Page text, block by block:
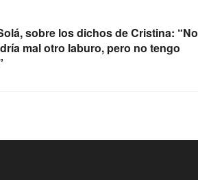
sobre los dichos de Cristina: “No
mal otro laburo, pero no tengo